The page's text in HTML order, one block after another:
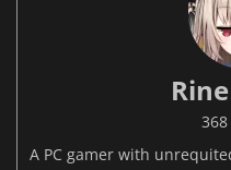
368
A PC gamer with